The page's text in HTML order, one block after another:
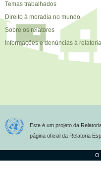
Temas trabalhados
Direito à moradia no mundo
Sobre os relatores
Informações e denúncias à relatoria
Este é um projeto da
página oficial da Relatoria
O